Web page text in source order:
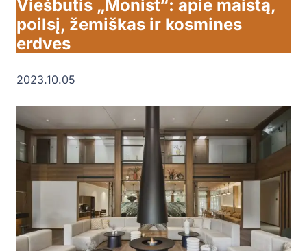
Viešbutis „Monist“: apie maistą,
poilsį, žemiškas ir kosmines
erdves
2023.10.05